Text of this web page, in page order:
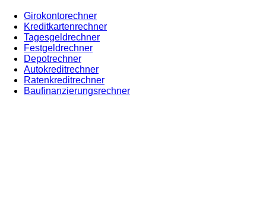
Girokontorechner
Kreditkartenrechner
Tagesgeldrechner
Festgeldrechner
Depotrechner
Autokreditrechner
Ratenkreditrechner
Baufinanzierungsrechner